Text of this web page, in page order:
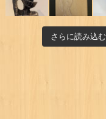
さらに読み込む